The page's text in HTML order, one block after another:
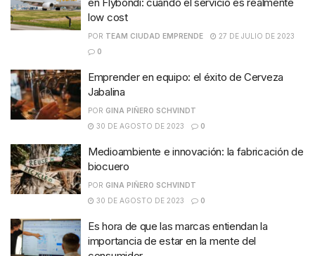
low cost
POR TEAM CIUDAD EMPRENDE
27 DE JULIO DE 2023
0
Emprender en equipo: el éxito de Cerveza
Jabalina
POR GINA PIÑERO SCHVINDT
30 DE AGOSTO DE 2023
0
Medioambiente e innovación: la fabricación de
biocuero
POR GINA PIÑERO SCHVINDT
30 DE AGOSTO DE 2023
0
Es hora de que las marcas entiendan la
importancia de estar en la mente del